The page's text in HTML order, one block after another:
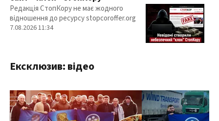
Редакція СтопКору не має жодного
відношення до ресурсу stopcoroffer.org
7.08.2026 11:34
Ексклюзив: відео